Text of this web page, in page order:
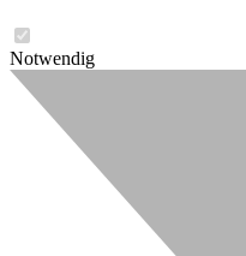
Notwendig